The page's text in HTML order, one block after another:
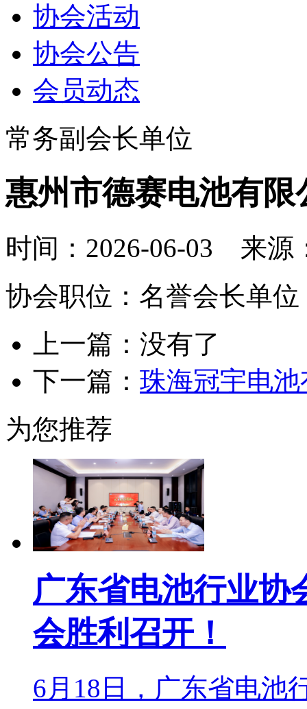
协会活动
协会公告
会员动态
常务副会长单位
惠州市德赛电池有限
时间：2026-06-03 来
协会职位：名誉会长单位
上一篇：没有了
下一篇： 珠海冠宇电
为您推荐
广东省电池行业协
会胜利召开！
6月18日，广东省电池